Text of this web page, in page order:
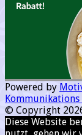
Powered by
Kommunikations
© Copyright
Diese Website